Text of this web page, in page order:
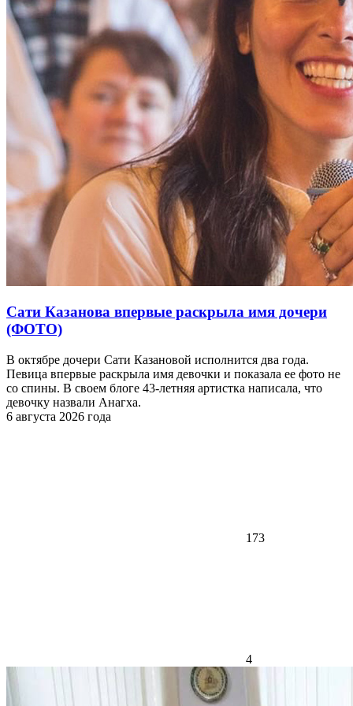
Сати Казанова впервые раскрыла имя дочери
(ФОТО)
В октябре дочери Сати Казановой исполнится два года.
Певица впервые раскрыла имя девочки и показала ее фото не
со спины. В своем блоге 43-летняя артистка написала, что
девочку назвали Анагха.
6 августа 2026 года
173
4